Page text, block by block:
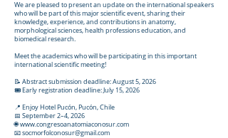
We are pleased to present an update on the international speakers
who will be part of this major scientific event, sharing their
knowledge, experience, and contributions in anatomy,
morphological sciences, health professions education, and
biomedical research.
Meet the academics who will be participating in this important
international scientific meeting!
📝 Abstract submission deadline: August 5, 2026
🎟️ Early registration deadline: July 15, 2026
📍 Enjoy Hotel Pucón, Pucón, Chile
📅 September 2–4, 2026
🌐 www.congresoanatomiaconosur.com
📧 socmorfolconosur@gmail.com